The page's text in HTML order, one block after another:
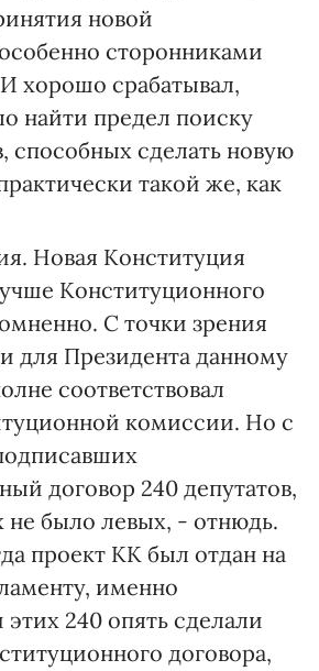
новой
сторонниками
хорошо срабатывал,
найти предел поиску
способных сделать новую
такой же, как
Новая Конституция
Конституционного
С точки зрения
для Президента данному
соответствовал
комиссии. Но с
договор 240 депутатов,
не было левых, - отнюдь.
проект КК был отдан на
именно
этих 240 опять сделали
договора,